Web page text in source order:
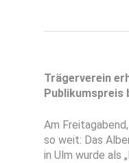
Trägerverein
Publikumspreis
Am
so weit: Das
in Ulm wurde als